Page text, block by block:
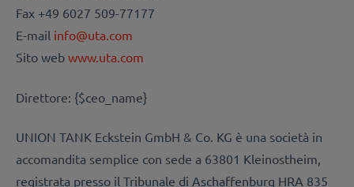
Fax +49 6027 509-77177
E-mail info@uta.com
Sito web www.uta.com
Direttore: {$ceo_name}
UNION TANK Eckstein GmbH & Co. KG è una società in
accomandita semplice con sede a 63801 Kleinostheim,
registrata presso il Tribunale di Aschaffenburg HRA 835